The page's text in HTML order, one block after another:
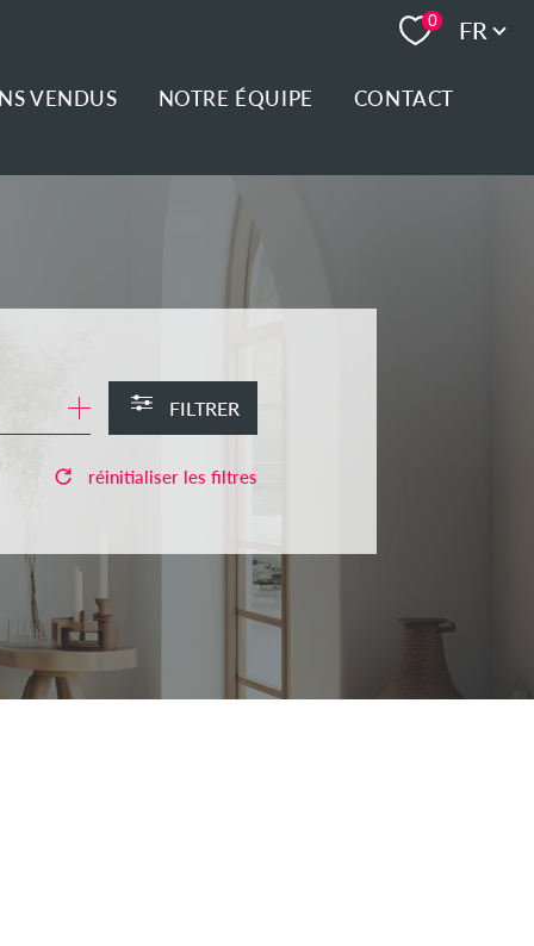
0 FR
VENDUS NOTRE ÉQUIPE CONTACT
FILTRER
réinitialiser les filtres